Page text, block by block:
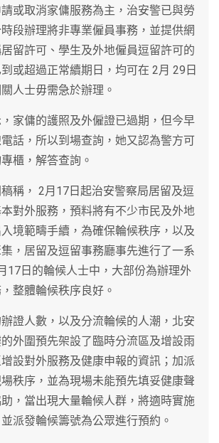
或取消家傭服務為主，治安警已與勞
段辦理將非專業僱員事務，並提供網
留許可、學生及外地僱員逗留許可的
或超過正常續期日，均可在 2月 29日
人士毋需急於辦理。
家傭的護照及外僱證已過期，但今早
話，所以到場查詢，她又認為警方可
櫃，解答查詢。
稱， 2月17日起治安警察局居留及逗
對外服務，預料將有不少市民及外地
境範疇手續，為確保輪候秩序，以及
，居留及逗留事務廳事先進行了一系
17日的輪候人士中，大部份為辦理外
整體輪候秩序良好。
證人數，以及分流輪候的人潮，北安
外圍預先架設了臨時分流區及增設雨
設對外服務及健康申報的資訊；加派
秩序，並為現場未能預先填妥健康聲
，當出現大量輪候人群，將適時實施
派發輪候籌號為公眾進行預約。